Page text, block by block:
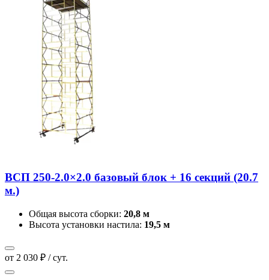
ВСП 250-2.0×2.0 базовый блок + 16 секций (20.7
м.)
Общая высота сборки: 20,8 м
Высота установки настила: 19,5 м
от 2 030 ₽ / сут.